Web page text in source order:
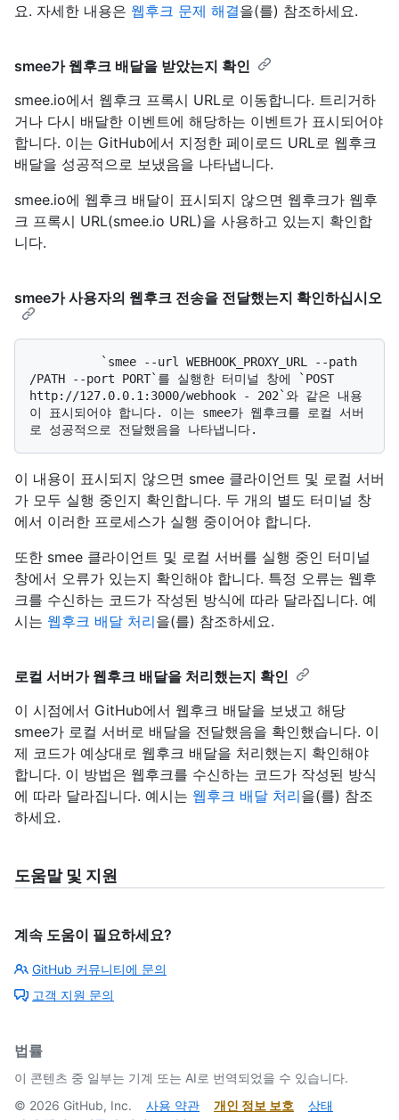
요. 자세한 내용은 웹후크 문제 해결을(를) 참조하세요.
smee가 웹후크 배달을 받았는지 확인
smee.io에서 웹후크 프록시 URL로 이동합니다. 트리거하
거나 다시 배달한 이벤트에 해당하는 이벤트가 표시되어야
합니다. 이는 GitHub에서 지정한 페이로드 URL로 웹후크
배달을 성공적으로 보냈음을 나타냅니다.
smee.io에 웹후크 배달이 표시되지 않으면 웹후크가 웹후
크 프록시 URL(smee.io URL)을 사용하고 있는지 확인합
니다.
smee가 사용자의 웹후크 전송을 전달했는지 확인하십시오
/PATH --port PORT`를 실행한 터미널 창에 `POST
http://127.0.0.1:3000/webhook - 202`와 같은 내용
이 표시되어야 합니다. 이는 smee가 웹후크를 로컬 서버
이 내용이 표시되지 않으면 smee 클라이언트 및 로컬 서버
가 모두 실행 중인지 확인합니다. 두 개의 별도 터미널 창
에서 이러한 프로세스가 실행 중이어야 합니다.
또한 smee 클라이언트 및 로컬 서버를 실행 중인 터미널
창에서 오류가 있는지 확인해야 합니다. 특정 오류는 웹후
크를 수신하는 코드가 작성된 방식에 따라 달라집니다. 예
시는 웹후크 배달 처리을(를) 참조하세요.
로컬 서버가 웹후크 배달을 처리했는지 확인
이 시점에서 GitHub에서 웹후크 배달을 보냈고 해당
smee가 로컬 서버로 배달을 전달했음을 확인했습니다. 이
제 코드가 예상대로 웹후크 배달을 처리했는지 확인해야
합니다. 이 방법은 웹후크를 수신하는 코드가 작성된 방식
에 따라 달라집니다. 예시는 웹후크 배달 처리을(를) 참조
하세요.
도움말 및 지원
계속 도움이 필요하세요?
GitHub 커뮤니티에 문의
고객 지원 문의
법률
이 콘텐츠 중 일부는 기계 또는 AI로 번역되었을 수 있습니다.
© 2026 GitHub, Inc. 사용 약관 개인 정보 보호
상태